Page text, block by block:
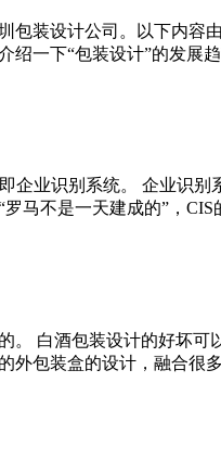
包装设计公司。以下内
绍一下“包装设计”的发展
即企业识别系统。 企业
马不是一天建成的”，
。 白酒包装设计的好坏
外包装盒的设计，融合